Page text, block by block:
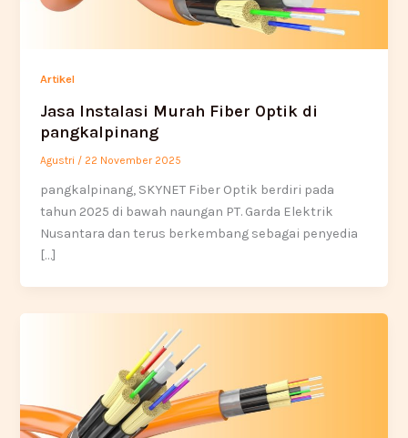
Artikel
Jasa Instalasi Murah Fiber Optik di
pangkalpinang
Agustri / 22 November 2025
pangkalpinang, SKYNET Fiber Optik berdiri pada
tahun 2025 di bawah naungan PT. Garda Elektrik
Nusantara dan terus berkembang sebagai penyedia
[…]